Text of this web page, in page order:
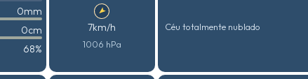
0mm
0cm
68%
7km/h
1006 hPa
Céu totalmente nublado